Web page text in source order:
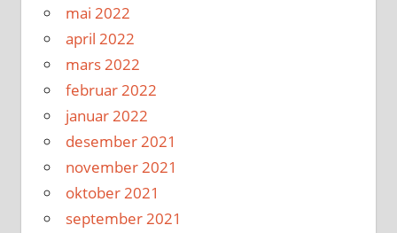
mai 2022
april 2022
mars 2022
februar 2022
januar 2022
desember 2021
november 2021
oktober 2021
september 2021